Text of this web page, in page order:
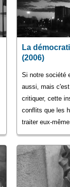
La
(2006)
Si notre société
aussi, mais
critiquer, cette
conflits que les
traiter eux-